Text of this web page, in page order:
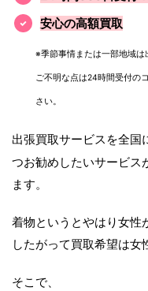
安心の高額買取
※季節事情または一部地域は
ご不明な点は24時間受付の
さい。
出張買取サービスを全国
つお勧めしたいサービス
ます。
着物というとやはり女性
したがって買取希望は女
そこで、